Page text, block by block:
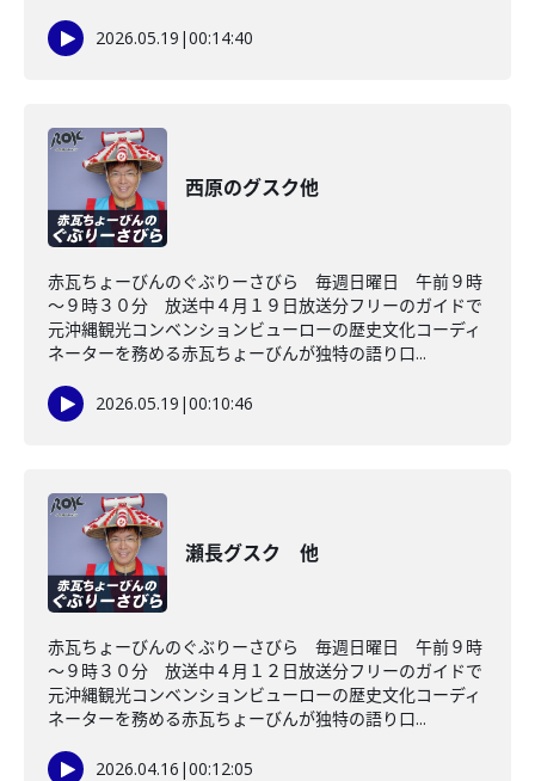
2026.05.19 |00:14:40
西原のグスク他
赤瓦ちょーびんのぐぶりーさびら 毎週日曜日 午前９時
～９時３０分 放送中４月１９日放送分フリーのガイドで
元沖縄観光コンベンションビューローの歴史文化コーディ
ネーターを務める赤瓦ちょーびんが独特の語り口...
2026.05.19 |00:10:46
瀬長グスク 他
赤瓦ちょーびんのぐぶりーさびら 毎週日曜日 午前９時
～９時３０分 放送中４月１２日放送分フリーのガイドで
元沖縄観光コンベンションビューローの歴史文化コーディ
ネーターを務める赤瓦ちょーびんが独特の語り口...
2026.04.16 |00:12:05